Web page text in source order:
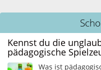
Kennst du die
pädagogische
Was ist